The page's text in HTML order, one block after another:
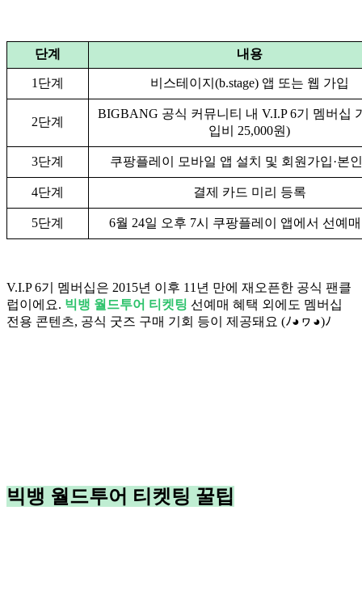
단계 내용
1단계 비스테이지(b.stage) 앱 또는 웹 가입
2단계
BIGBANG 공식 커뮤니티 내 V.I.P 6기 멤버십
입비 25,000원)
3단계 쿠팡플레이 모바일 앱 설치 및 회원가입·본
4단계 결제 카드 미리 등록
5단계 6월 24일 오후 7시 쿠팡플레이 앱에서 선예
V.I.P 6기 멤버십은 2015년 이후 11년 만에 재오픈한 공식 팬클
럽이에요. 빅뱅 월드투어 티켓팅 선예매 혜택 외에도 멤버십
전용 콘텐츠, 공식 굿즈 구매 기회 등이 제공돼요 (ﾉ◕ヮ◕)ﾉ
빅뱅 월드투어 티켓팅 꿀팁